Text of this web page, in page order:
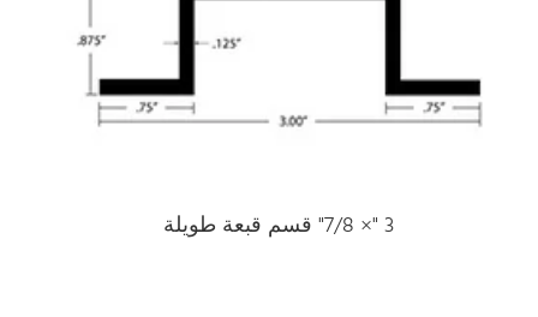
3 "× 7/8" قسم قبعة طويلة